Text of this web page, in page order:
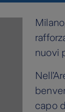
nuovi
capo